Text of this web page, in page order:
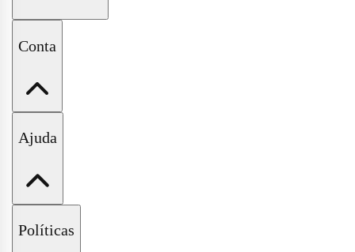
A Pituchinhus
Conta
Minha Conta
Wishlist
Ajuda
Fale Conosco
Políticas